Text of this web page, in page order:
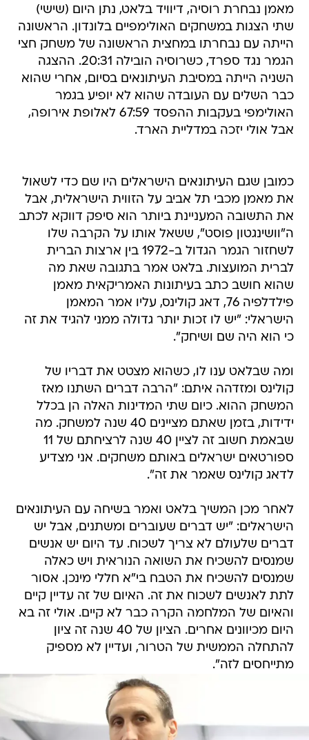
מאמן נבחרת רוסיה, דיוויד בלאט, נתן היום (שישי)
שתי הצגות במשחקים האולימפיים בלונדון. הראשונה
הייתה עם נבחרתו במחצית הראשונה של משחק חצי
הגמר נגד ספרד, כשרוסיה הובילה 20:31. ההצגה
השניה הייתה במסיבת העיתונאים בסיום, אחרי שהוא
כבר השלים עם העובדה שהוא לא יופיע בגמר
האולימפי בעקבות ההפסד 67:59 לאלופת אירופה,
אבל אולי יזכה במדליית הארד.
כמובן שגם העיתונאים הישראלים היו שם כדי לשאול
את מאמן מכבי תל אביב על הזווית הישראלית, אבל
את התשובה המעניינת ביותר הוא סיפק דווקא לכתב
ה"וושינגטון פוסט", ששאל אותו על הקרבה שלו
לשחזור הגמר הגדול ב-1972 בין ארצות הברית
לברית המועצות. בלאט אמר בתגובה שאת מה
שהוא חושב כתב בעיתונות האמריקאית מאמן
פילדלפיה 76, דאג קולינס, עליו אמר המאמן
הישראלי: "יש לו זכות יותר גדולה ממני להגיד את זה
כי הוא היה שם ושיחק".
ומה שבלאט ענו לו, כשהוא מצטט את דבריו של
קולינס ומזדהה איתם: "הרבה דברים השתנו מאז
המשחק ההוא. כיום שתי המדינות האלה הן בכלל
ידידות, בזמן שאתם מציינים 40 שנה למשחק. מה
שבאמת חשוב זה לציין 40 שנה לרציחתם של 11
ספורטאים ישראלים באותם משחקים. אני מצדיע
לדאג קולינס שאמר את זה".
לאחר מכן המשיך בלאט ואמר בשיחה עם העיתונאים
הישראלים: "יש דברים שעוברים ומשתנים, אבל יש
דברים שלעולם לא צריך לשכוח. עד היום יש אנשים
שמנסים להשכיח את השואה הנוראית ויש כאלה
שמנסים להשכיח את הטבח בי"א חללי מינכן. אסור
לתת לאנשים לשכוח את זה. האיום של זה עדיין קיים
והאיום של המלחמה הקרה כבר לא קיים. אולי זה בא
היום מכיוונים אחרים. הציון של 40 שנה זה ציון
להתחלה הממשית של הטרור, ועדיין לא מספיק
מתייחסים לזה".